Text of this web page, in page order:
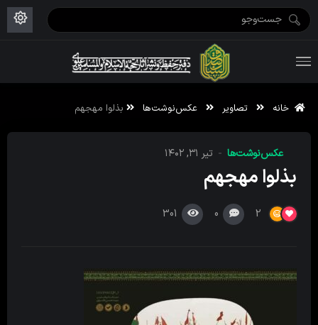
خانه تصاویر عکس‌نوشت‌ها بذلوا مهجهم
عکس‌نوشت‌ها تیر ۳۱, ۱۴۰۲
بذلوا مهجهم
2
0
301